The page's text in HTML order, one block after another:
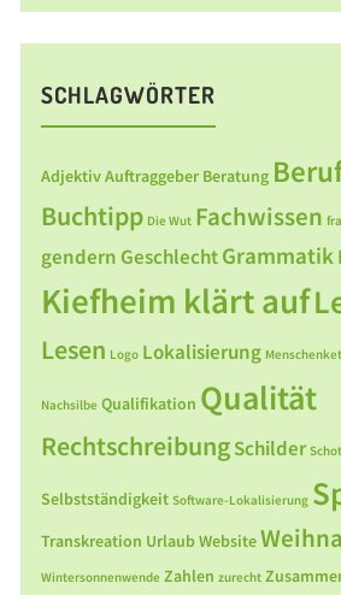
SCHLAGWÖRTER
AdjektivAuftraggeber Beratung
Buchtipp Die Wut Fachwissen
gendern GeschlechtGrammatik
Kiefheim klärt auf
Lesen Logo Lokalisierung
Nachsilbe Qualifikation Qualität
RechtschreibungSchilder
Selbstständigkeit Software-Lokalisierung
Transkreation UrlaubWebsite
Wintersonnenwende Zahlen zurecht